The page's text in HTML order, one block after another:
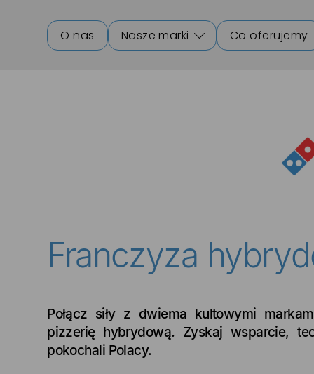
O nas Nasze marki Co oferujemy
Franczyza
Połącz siły z dwiema kultowymi
pizzerię hybrydową. Zyskaj wsparcie,
pokochali Polacy.